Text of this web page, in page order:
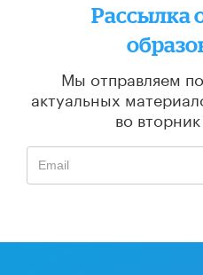
Рассылка
Мы отправляем
актуальных
во